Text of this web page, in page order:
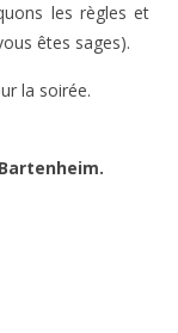
les règles et
êtes sages).
la soirée.